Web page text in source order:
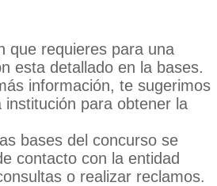
que requieres para una
esta detallado en la bases.
información, te sugerimos
institución para obtener la
bases del concurso se
contacto con la entidad
o realizar reclamos.